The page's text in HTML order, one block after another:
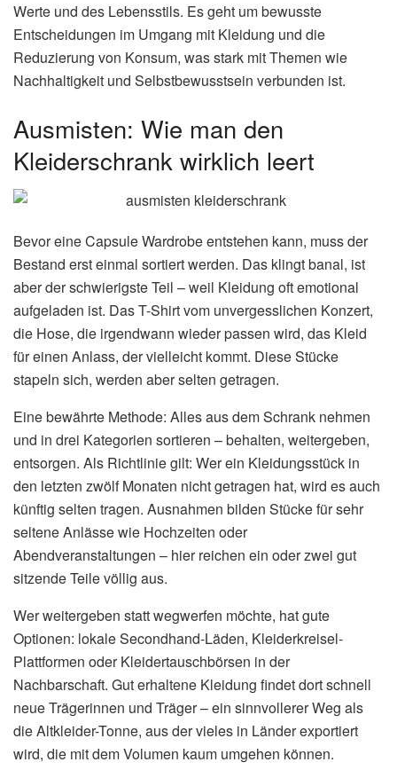
Werte und des Lebensstils. Es geht um bewusste
Entscheidungen im Umgang mit Kleidung und die
Reduzierung von Konsum, was stark mit Themen wie
Nachhaltigkeit und Selbstbewusstsein verbunden ist.
Ausmisten: Wie man den
Kleiderschrank wirklich leert
Bevor eine Capsule Wardrobe entstehen kann, muss der
Bestand erst einmal sortiert werden. Das klingt banal, ist
aber der schwierigste Teil – weil Kleidung oft emotional
aufgeladen ist. Das T-Shirt vom unvergesslichen Konzert,
die Hose, die irgendwann wieder passen wird, das Kleid
für einen Anlass, der vielleicht kommt. Diese Stücke
stapeln sich, werden aber selten getragen.
Eine bewährte Methode: Alles aus dem Schrank nehmen
und in drei Kategorien sortieren – behalten, weitergeben,
entsorgen. Als Richtlinie gilt: Wer ein Kleidungsstück in
den letzten zwölf Monaten nicht getragen hat, wird es auch
künftig selten tragen. Ausnahmen bilden Stücke für sehr
seltene Anlässe wie Hochzeiten oder
Abendveranstaltungen – hier reichen ein oder zwei gut
sitzende Teile völlig aus.
Wer weitergeben statt wegwerfen möchte, hat gute
Optionen: lokale Secondhand-Läden, Kleiderkreisel-
Plattformen oder Kleidertauschbörsen in der
Nachbarschaft. Gut erhaltene Kleidung findet dort schnell
neue Trägerinnen und Träger – ein sinnvollerer Weg als
die Altkleider-Tonne, aus der vieles in Länder exportiert
wird, die mit dem Volumen kaum umgehen können.